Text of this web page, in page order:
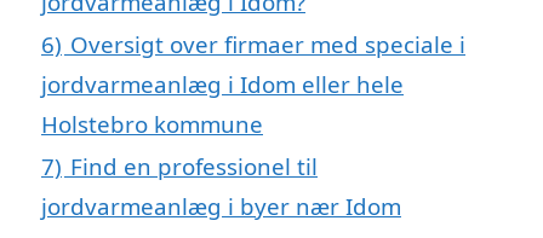
6) Oversigt over firmaer med speciale i
jordvarmeanlæg i Idom eller hele
Holstebro kommune
7) Find en professionel til
jordvarmeanlæg i byer nær Idom